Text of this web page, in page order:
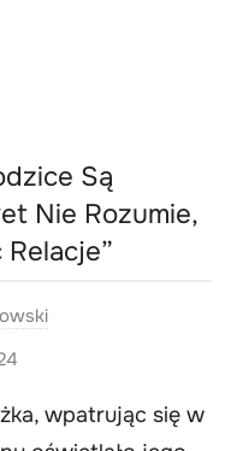
Są
Nie Rozumie,
wpatrując się w